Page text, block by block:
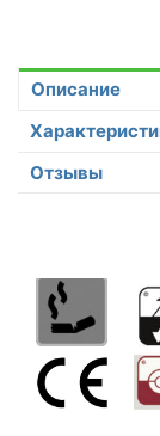
Описание
Отзывы